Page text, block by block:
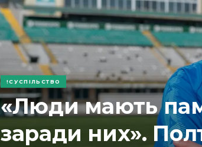
СУСПІЛЬСТВО
«Люди мають
заради них».